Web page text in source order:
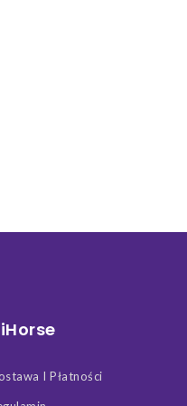
I Płatności